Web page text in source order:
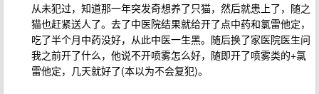
从未犯过，知道那一年突发奇想养了只猫，然后就患上了，随之
猫也赶紧送人了。去了中医院结果就给开了点中药和氯雷他定，
吃了半个月中药没好，从此中医一生黑。随后换了家医院医生问
我之前开了什么，他说不开喷雾怎么好，随即开了喷雾类的+氯
雷他定，几天就好了(本以为不会复犯)。